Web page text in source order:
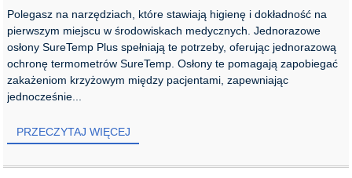
Polegasz na narzędziach, które stawiają higienę i dokładność na
pierwszym miejscu w środowiskach medycznych. Jednorazowe
osłony SureTemp Plus spełniają te potrzeby, oferując jednorazową
ochronę termometrów SureTemp. Osłony te pomagają zapobiegać
zakażeniom krzyżowym między pacjentami, zapewniając
jednocześnie...
PRZECZYTAJ WIĘCEJ